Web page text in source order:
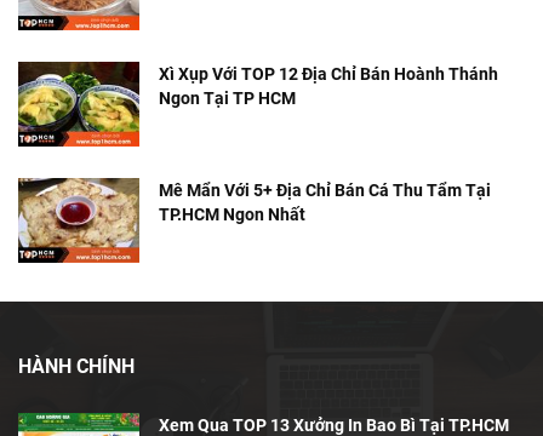
Xì Xụp Với TOP 12 Địa Chỉ Bán Hoành Thánh
Ngon Tại TP HCM
Mê Mẩn Với 5+ Địa Chỉ Bán Cá Thu Tẩm Tại
TP.HCM Ngon Nhất
HÀNH CHÍNH
Xem Qua TOP 13 Xưởng In Bao Bì Tại TP.HCM